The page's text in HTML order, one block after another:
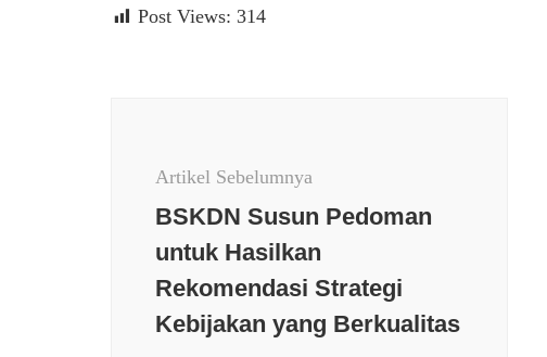
Post Views: 314
Artikel Sebelumnya
BSKDN Susun Pedoman
untuk Hasilkan
Rekomendasi Strategi
Kebijakan yang Berkualitas